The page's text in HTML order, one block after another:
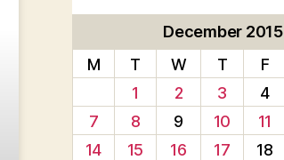
December 2015
M
T W T F
1
2 3 4
7
8 9 10 11
14
15 16 17 18